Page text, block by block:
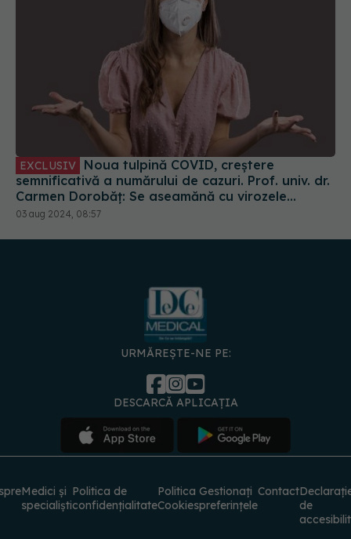
EXCLUSIV
semnificativă a numărului de cazuri. Prof. univ. dr.
Carmen Dorobăț: Se aseamănă cu virozele
respiratorii. Nu necesită tratament simptomatic
03 aug 2024, 08:57
URMĂREȘTE-NE PE:
DESCARCĂ APLICAȚIA
Medici și
specialiști
Politica de
confidențialitate
Politica
Cookies
Gestionați
preferințele
Contact
de